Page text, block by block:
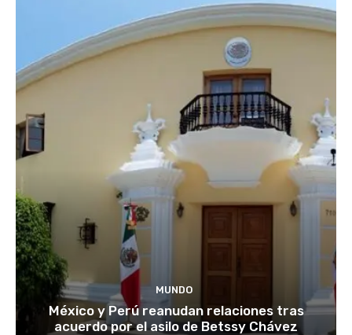
MUNDO
México y Perú reanudan relaciones tras
acuerdo por el asilo de Betssy Chávez